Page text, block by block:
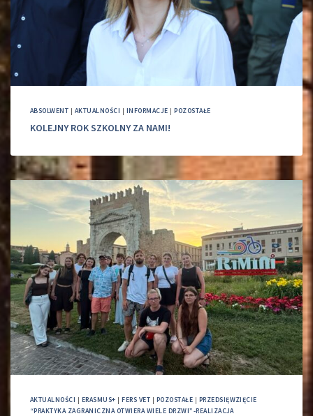
ABSOLWENT | AKTUALNOŚCI | INFORMACJE |POZOSTAŁE
KOLEJNY ROK SZKOLNY ZA NAMI!
AKTUALNOŚCI | ERASMUS+ |FERS VET | POZOSTAŁE | PRZEDSIĘWZIĘCIE
“PRAKTYKA ZAGRANICZNA OTWIERA WIELE DRZWI”-REALIZACJA